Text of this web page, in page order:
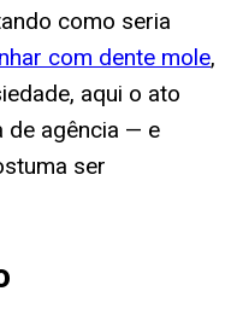
como seria
com dente mole,
aqui o ato
de agência — e
ser